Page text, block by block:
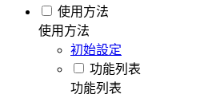
使用方法
使用方法
初始設定
功能列表
功能列表